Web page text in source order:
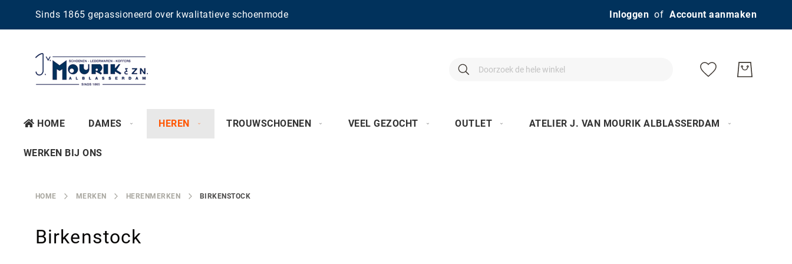
Sinds 1865 gepassioneerd over kwalitatieve schoenmode
Ga
Inloggen Account aanmaken
Search
Search
HOME DAMES HEREN TROUWSCHOENEN VEEL GEZOCHT OUTLET ATELIER J. VAN MOURIK ALBLASSERDAM
WERKEN BIJ ONS
HOME MERKEN HERENMERKEN BIRKENSTOCK
Birkenstock